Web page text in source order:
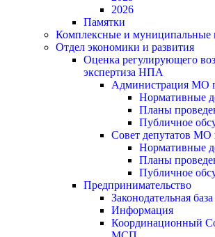
2026
Памятки
Комплексные и муниципальные
Отдел экономики и развития
Оценка регулирующего
экспертиза НПА
Администрация МО
Нормативные
Планы
Публичное
Совет депутатов МО
Нормативные
Планы
Публичное
Предпринимательство
Законодательная база
Информация
Координационный